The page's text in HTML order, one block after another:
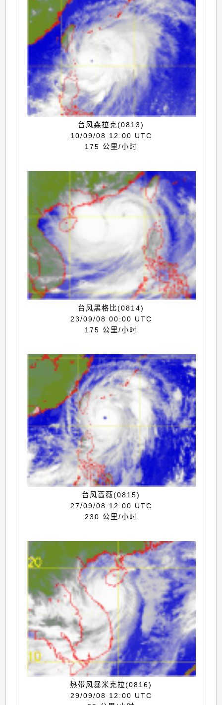
台风森拉克(0813)
10/09/08 12:00 UTC
175 公里/小时
台风黑格比(0814)
23/09/08 00:00 UTC
175 公里/小时
台风蔷薇(0815)
27/09/08 12:00 UTC
230 公里/小时
热带风暴米克拉(0816)
29/09/08 12:00 UTC